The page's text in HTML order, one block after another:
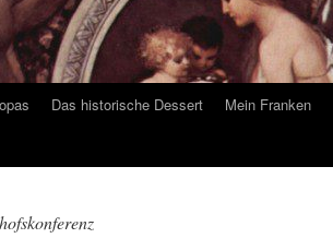
Das historische Dessert Mein Franken